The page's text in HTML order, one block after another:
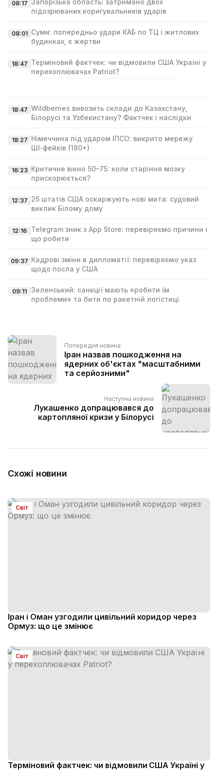
08:17 Запорізька область: затримано двох
підозрюваних коригувальників ударів
08:01 Суми: попередньо удари КАБ по ТЦ і житлових
будинках, є жертви
18:47 Терміновий фактчек: чи відмовили США Україні у
перехоплювачах Patriot?
18:47 Wildberries вивозить склади до Казахстану,
Білорусі та Узбекистану? Фактчек і наслідки
18:27 Німеччина під ударом ІПСО: викрито мережу
ШІ‑фейків (180+)
16:23 Критичне вікно 50–75: коли старіння мозку
прискорюється?
12:37 25 штатів США оскаржують нові мита: судовий
виклик Білому дому
12:16
Telegram зник з App Store: перевіряємо причини і
що робити
09:37 Кадрові зміни в дипломатії: перевіряємо указ
щодо посла у США
09:11 Зеленський: санкції мають «робити їм
проблеми» та бити по ракетній логістиці
Попередня новина
Іран назвав пошкодження на
ядерних об'єктах "масштабними
та серйозними"
Наступна новина
Лукашенко допрацювався до
картопляної кризи у Білорусі
Схожі новини
Світ
Іран і Оман узгодили цивільний коридор через
Ормуз: що це змінює
Світ
Терміновий фактчек: чи відмовили США Україні у